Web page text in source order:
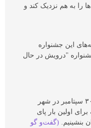
به هم نزدیک کند و
این جشنواره
"درویش در حال
در بزرگداشت مولانا که از تاریخ ۲۲ تا ۳۰ سپتامبر در شهر
اولین بار پای
بنشینیم. (گفت‌و گو